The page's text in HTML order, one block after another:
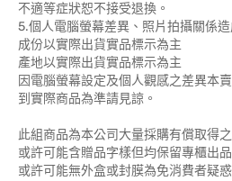
不適等症狀恕不接受退換。
5.個人電腦螢幕差異、照片拍攝關係
成份以實際出貨實品標示為主
產地以實際出貨實品標示為主
因電腦螢幕設定及個人觀感之差異本
到實際商品為準請見諒。
此組商品為本公司大量採購有償取得
或許可能含贈品字樣但均保留專櫃出
或許可能無外盒或封膜為免消費者疑